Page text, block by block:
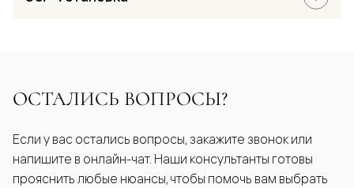
ОСТАЛИСЬ ВОПРОСЫ?
Если у вас остались вопросы, закажите звонок или
напишите в онлайн-чат. Наши консультанты готовы
прояснить любые нюансы, чтобы помочь вам выбрать